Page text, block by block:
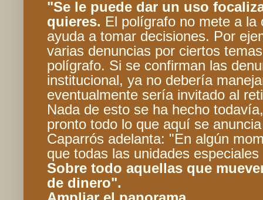
"Se le puede dar un uso
quieres. El polígrafo no mete a
ayuda a tomar decisiones. Por
varias denuncias por ciertos
polígrafo. Si se confirman las
institucional, ya no debería
eventualmente sería invitado al
Nada de esto se ha hecho
pronto todo lo que aquí se
Caparrós adelanta: "En algún
que todas las unidades
Sobre todo aquellas que
de dinero".